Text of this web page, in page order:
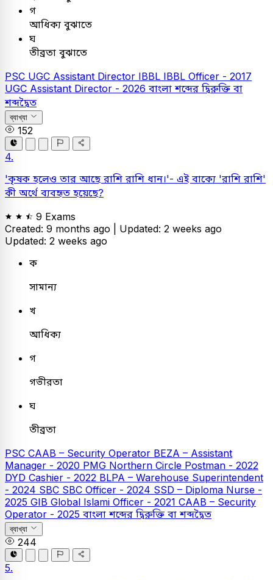
গ
আধিক্য বুঝাতে
ঘ
তীব্রতা বুঝাতে
PSC UGC Assistant Director IBBL IBBL Officer - 2017
UGC Assistant Director - 2026 বাংলাশব্দের দ্বিরুক্তি বা
শব্দদ্বৈত
ব্যাখ্যা
152
4.
'কৃষক হলেও তার আছে রাশি রাশি ধান।'- এই বাক্যে 'রাশি রাশি'
কী অর্থে ব্যবহৃত হয়েছে?
9 Exams
Created: 9 months ago | Updated: 2 weeks ago
Updated: 2 weeks ago
ক
সামান্য
খ
আধিক্য
গ
গভীরতা
ঘ
তীব্রতা
PSC CAAB – Security Operator BEZA – Assistant
Manager - 2020 PMG Northern Circle Postman - 2022
DYD Cashier - 2022 BLPA – Warehouse Superintendent
- 2024 SBC SBC Officer - 2024 SSD – Diploma Nurse -
2025 GIB Global Islami Officer - 2021 CAAB – Security
Operator - 2025 বাংলাশব্দের দ্বিরুক্তি বা শব্দদ্বৈত
ব্যাখ্যা
244
5.